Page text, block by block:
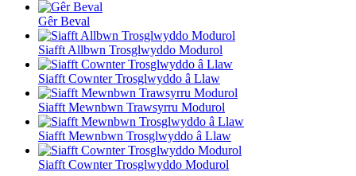
Gêr Beval
Siafft Allbwn Trosglwyddo Modurol
Siafft Cownter Trosglwyddo â Llaw
Siafft Mewnbwn Trawsyrru Modurol
Siafft Mewnbwn Trosglwyddo â Llaw
Siafft Cownter Trosglwyddo Modurol